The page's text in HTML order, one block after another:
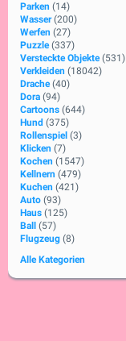
Parken (14)
Wasser (200)
Werfen (27)
Puzzle (337)
Versteckte Objekte (531)
Verkleiden (18042)
Drache (40)
Dora (94)
Cartoons (644)
Hund (375)
Rollenspiel (3)
Klicken (7)
Kochen (1547)
Kellnern (479)
Kuchen (421)
Auto (93)
Haus (125)
Ball
(57)
Flugzeug (8)
Alle Kategorien